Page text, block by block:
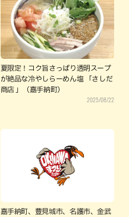
夏限定！コク旨さっぱり透明スープ
が絶品な冷やしらーめん塩 「さしだ
商店 」（嘉手納町）
2025/08/22
嘉手納町、豊見城市、名護市、金武